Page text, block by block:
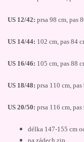
US 12/42: prsa 98 cm, pas
US 14/44: 102 cm, pas 84
US 16/46: 105 cm, pas 88
US 18/48: prsa 110 cm,
US 20/50: prsa 116 cm,
délka 147-155 cm
na zádech zip